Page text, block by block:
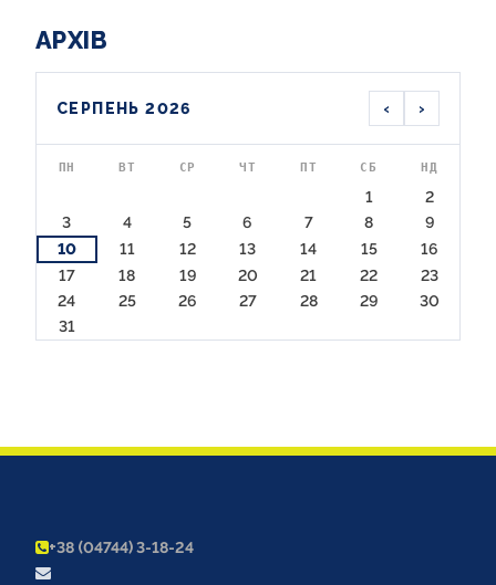
АРХІВ
СЕРПЕНЬ 2026 ‹ ›
ПН ВТ СР ЧТ ПТ СБ НД
1
2
3
4 5 6 7 8
9
10
11 12 13 14 15
16
17
18 19 20 21 22
23
24
25 26 27 28 29
30
31
+38 (04744) 3-18-24